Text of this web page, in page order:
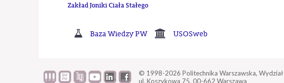
Zakład Joniki Ciała Stałego
Baza Wiedzy PW USOSweb
© 1998-2026 Politechnika Warszawska,
ul. Koszykowa 75, 00-662 Warszawa